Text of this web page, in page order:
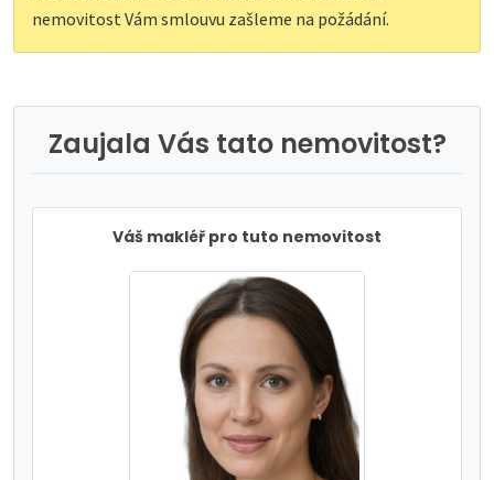
nemovitost Vám smlouvu zašleme na požádání.
Zaujala Vás tato nemovitost?
Váš makléř pro tuto nemovitost